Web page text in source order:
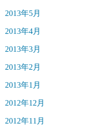
2013年5月
2013年4月
2013年3月
2013年2月
2013年1月
2012年12月
2012年11月